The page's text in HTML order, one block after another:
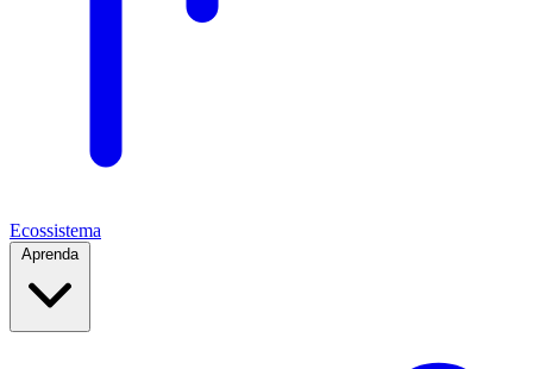
Ecossistema
Aprenda